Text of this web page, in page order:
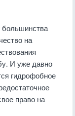
на
И уже давно
гидрофобное
право на